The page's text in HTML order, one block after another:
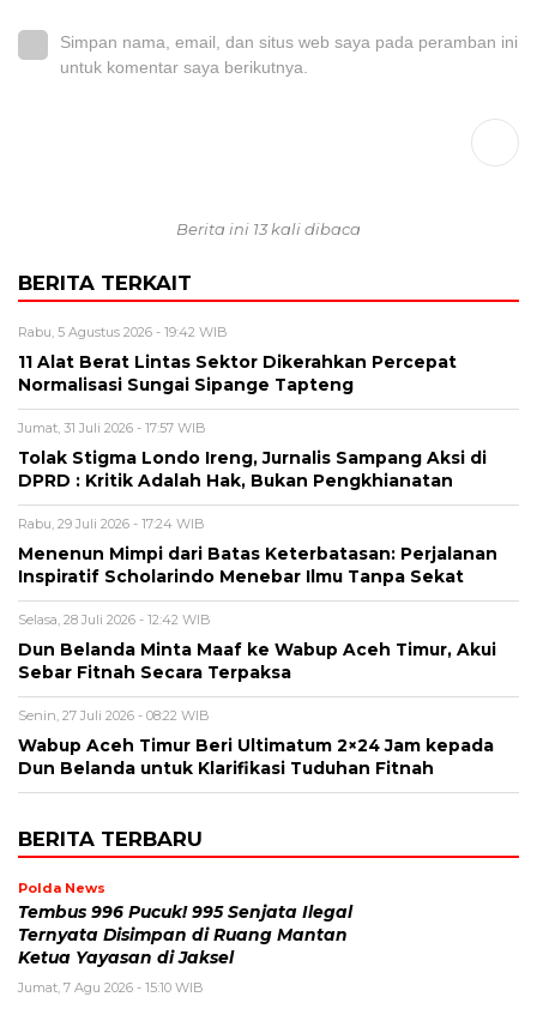
Simpan nama, email, dan situs web saya pada peramban ini
untuk komentar saya berikutnya.
Berita ini 13 kali dibaca
BERITA TERKAIT
Rabu, 5 Agustus 2026 - 19:42 WIB
11 Alat Berat Lintas Sektor Dikerahkan Percepat
Normalisasi Sungai Sipange Tapteng
Jumat, 31 Juli 2026 - 17:57 WIB
Tolak Stigma Londo Ireng, Jurnalis Sampang Aksi di
DPRD : Kritik Adalah Hak, Bukan Pengkhianatan
Rabu, 29 Juli 2026 - 17:24 WIB
Menenun Mimpi dari Batas Keterbatasan: Perjalanan
Inspiratif Scholarindo Menebar Ilmu Tanpa Sekat
Selasa, 28 Juli 2026 - 12:42 WIB
Dun Belanda Minta Maaf ke Wabup Aceh Timur, Akui
Sebar Fitnah Secara Terpaksa
Senin, 27 Juli 2026 - 08:22 WIB
Wabup Aceh Timur Beri Ultimatum 2×24 Jam kepada
Dun Belanda untuk Klarifikasi Tuduhan Fitnah
BERITA TERBARU
Polda News
Tembus 996 Pucuk! 995 Senjata Ilegal
Ternyata Disimpan di Ruang Mantan
Ketua Yayasan di Jaksel
Jumat, 7 Agu 2026 - 15:10 WIB